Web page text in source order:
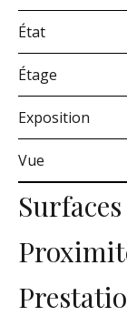
État
Étage
Exposition
Vue
Surfaces